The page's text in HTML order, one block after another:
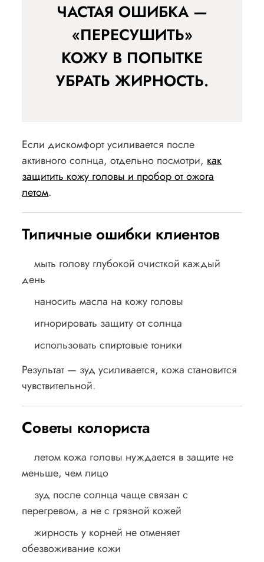
ЧАСТАЯ ОШИБКА —
«ПЕРЕСУШИТЬ»
КОЖУ В ПОПЫТКЕ
УБРАТЬ ЖИРНОСТЬ.
Если дискомфорт усиливается после
активного солнца, отдельно посмотри,как
защитить кожу головы и пробор от ожога
летом.
Типичные ошибки клиентов
мыть голову глубокой очисткой каждый
день
наносить масла на кожу головы
игнорировать защиту от солнца
использовать спиртовые тоники
Результат — зуд усиливается, кожа становится
чувствительной.
Советы колориста
летом кожа головы нуждается в защите не
меньше, чем лицо
зуд после солнца чаще связан с
перегревом, а не с грязной кожей
жирность у корней не отменяет
обезвоживание кожи